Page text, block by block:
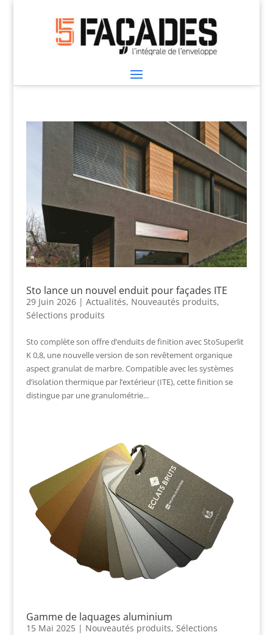
Sto lance un nouvel enduit pour façades ITE
29 Juin 2026| Actualités, Nouveautés produits,
Sélections produits
Sto complète son offre d’enduits de finition avec StoSuperlit
K 0,8, une nouvelle version de son revêtement organique
aspect granulat de marbre. Compatible avec les systèmes
d’isolation thermique par l’extérieur (ITE), cette finition se
distingue par une granulométrie...
Gamme de laquages aluminium
15 Mai 2025| Nouveautés produits, Sélections